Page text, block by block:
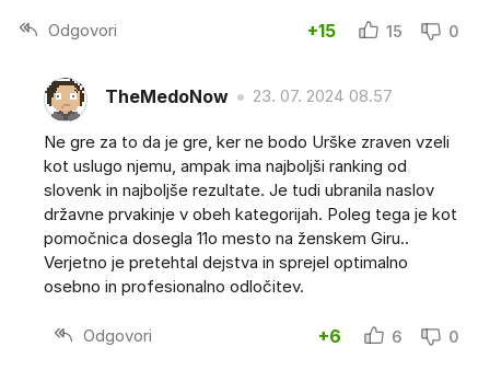
Odgovori +15 15 0
TheMedoNow 23. 07. 2024 08.57
Ne gre za to da je gre, ker ne bodo Urške zraven vzeli
kot uslugo njemu, ampak ima najboljši ranking od
slovenk in najboljše rezultate. Je tudi ubranila naslov
državne prvakinje v obeh kategorijah. Poleg tega je kot
pomočnica dosegla 11o mesto na ženskem Giru..
Verjetno je pretehtal dejstva in sprejel optimalno
osebno in profesionalno odločitev.
Odgovori +6 6 0